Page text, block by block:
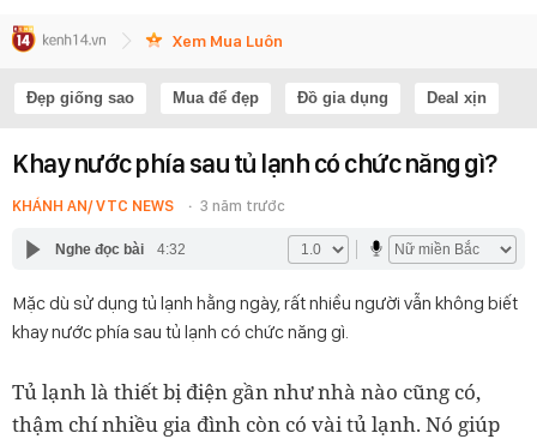
Xem Mua Luôn
Đẹp giống sao Mua để đẹp Đồ gia dụng Deal xịn
Khay nước phía sau tủ lạnh có chức năng gì?
KHÁNH AN/ VTC NEWS 3 năm trước
Nghe đọc bài 4:32
Mặc dù sử dụng tủ lạnh hằng ngày, rất nhiều người vẫn không biết
khay nước phía sau tủ lạnh có chức năng gì.
Tủ lạnh là thiết bị điện gần như nhà nào cũng có,
thậm chí nhiều gia đình còn có vài tủ lạnh. Nó giúp